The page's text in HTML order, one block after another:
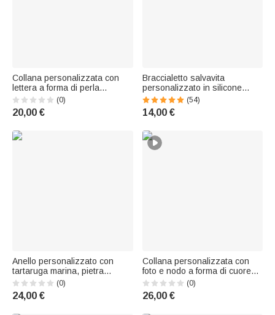
Collana personalizzata con
lettera a forma di perla
disposta di traverso – Gioiello
delicato, regalo di
compleanno, anniversario o
moglie, sorella o sposa
(0)
20,00 €
Braccialetto salvavita
personalizzato in silicone
impermeabile con testo inciso
- Regalo per diabetici, allergici
e autistici
(54)
14,00 €
Anello personalizzato con
tartaruga marina, pietra
portafortuna e nome: gioiello
delicato, regalo di anniversario
o di compleanno per donne
(0)
24,00 €
Collana personalizzata con
foto e nodo a forma di cuore
con nome – Gioiello delicato,
regalo di compleanno o
anniversario per donna,
(0)
26,00 €